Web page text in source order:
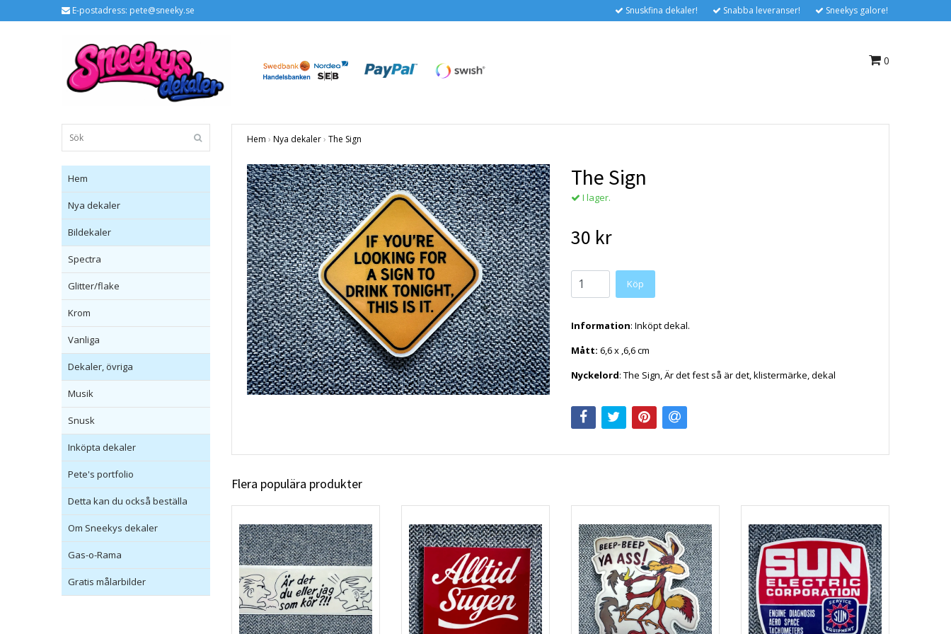
E-postadress: pete@sneeky.se Snuskfina dekaler! Snabba leveranser! Sneekys galore!
0
Hem
Nya dekaler
Bildekaler
Spectra
Glitter/flake
Krom
Vanliga
Dekaler, övriga
Musik
Snusk
Inköpta dekaler
Pete's portfolio
Detta kan du också beställa
Om Sneekys dekaler
Gas-o-Rama
Gratis målarbilder
Hem › Nya dekaler› The Sign
The Sign
I lager.
30 kr
Köp
Information: Inköpt dekal.
Mått: 6,6 x ,6,6 cm
Nyckelord: The Sign, Är det fest så är det, klistermärke, dekal
Flera populära produkter